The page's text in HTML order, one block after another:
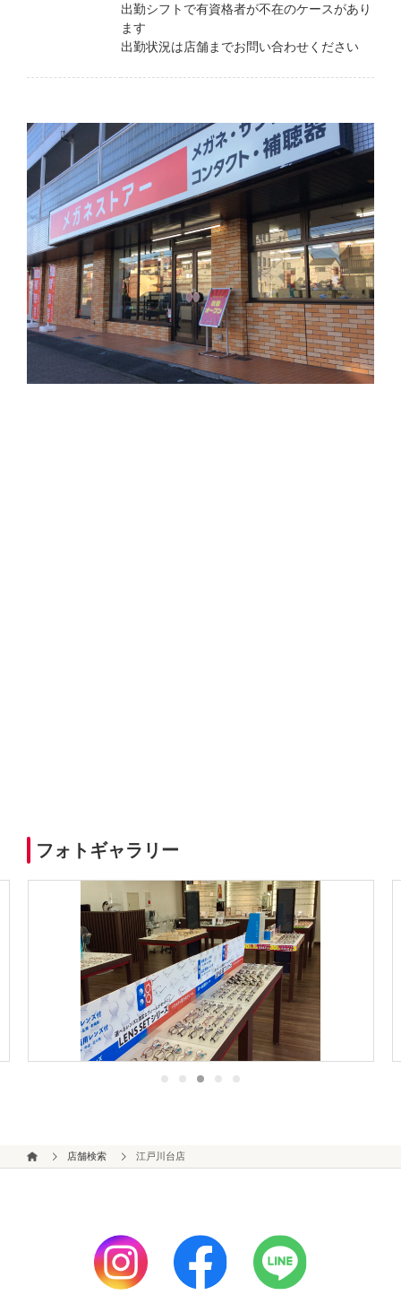
出勤シフトで有資格者が不在のケースがあり
ます
出勤状況は店舗までお問い合わせください
フォトギャラリー
店舗検索 江戸川台店